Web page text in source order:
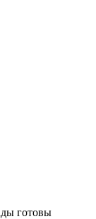
готовы